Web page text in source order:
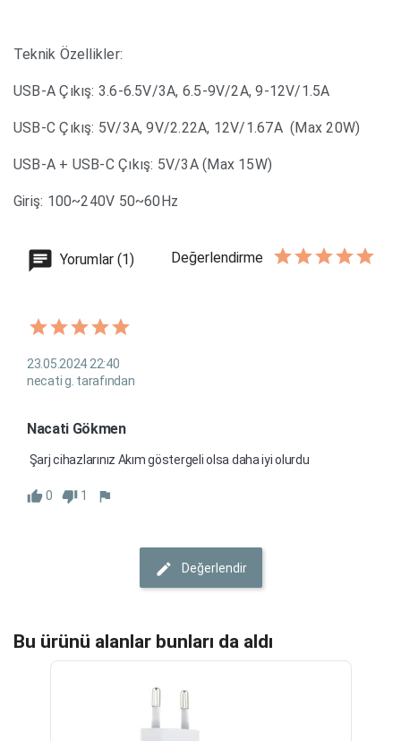
Teknik Özellikler:
USB-A Çıkış: 3.6-6.5V/3A, 6.5-9V/2A, 9-12V/1.5A
USB-C Çıkış: 5V/3A, 9V/2.22A, 12V/1.67A (Max 20W)
USB-A + USB-C Çıkış: 5V/3A (Max 15W)
Giriş: 100~240V 50~60Hz
Yorumlar (1) Değerlendirme
23.05.2024 22:40
necati g. tarafından
Nacati Gökmen
Şarj cihazlarınız Akım göstergeli olsa daha iyi olurdu
0 1
Değerlendir
Bu ürünü alanlar bunları da aldı